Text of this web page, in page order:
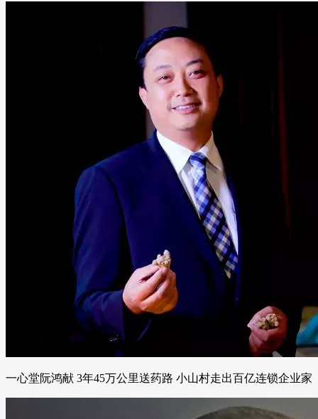
一心堂阮鸿献 3年45万公里送药路 小山村走出百亿连锁企业家